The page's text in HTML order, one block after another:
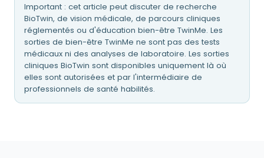
Important : cet article peut discuter de recherche
BioTwin, de vision médicale, de parcours cliniques
réglementés ou d'éducation bien-être TwinMe. Les
sorties de bien-être TwinMe ne sont pas des tests
médicaux ni des analyses de laboratoire. Les sorties
cliniques BioTwin sont disponibles uniquement là où
elles sont autorisées et par l'intermédiaire de
professionnels de santé habilités.